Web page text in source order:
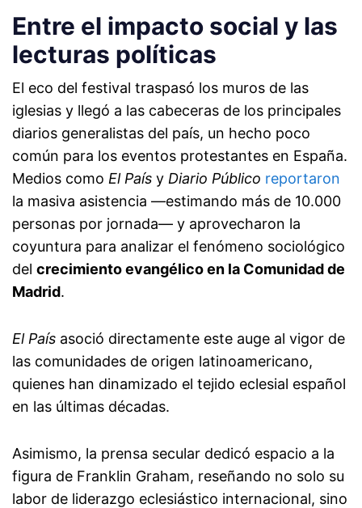
Entre el impacto social y las
lecturas políticas
El eco del festival traspasó los muros de las
iglesias y llegó a las cabeceras de los principales
diarios generalistas del país, un hecho poco
común para los eventos protestantes en España.
Medios como El País y Diario Público reportaron
la masiva asistencia —estimando más de 10.000
personas por jornada— y aprovecharon la
coyuntura para analizar el fenómeno sociológico
del crecimiento evangélico en la Comunidad de
Madrid.
El País asoció directamente este auge al vigor de
las comunidades de origen latinoamericano,
quienes han dinamizado el tejido eclesial español
en las últimas décadas.
Asimismo, la prensa secular dedicó espacio a la
figura de Franklin Graham, reseñando no solo su
labor de liderazgo eclesiástico internacional, sino